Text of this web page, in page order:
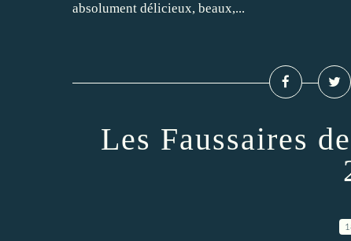
absolument délicieux, beaux,...
Les Faussaires